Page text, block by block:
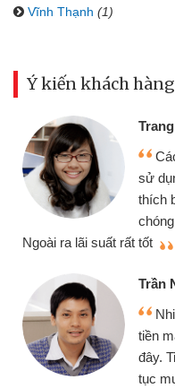
Vĩnh Thạnh (1)
Ý kiến khách hàng
sử
thích
Ngoài ra lãi suất rất tốt
Trần
tiền
đây.
tục